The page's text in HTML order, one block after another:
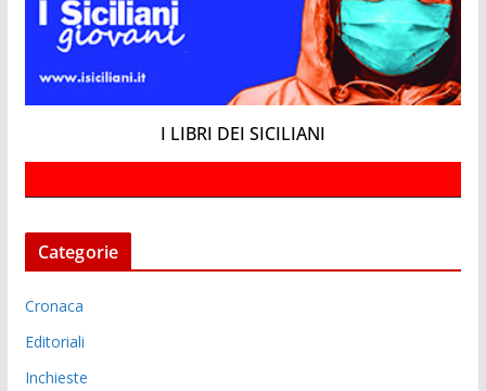
I LIBRI DEI SICILIANI
Categorie
Cronaca
Editoriali
Inchieste